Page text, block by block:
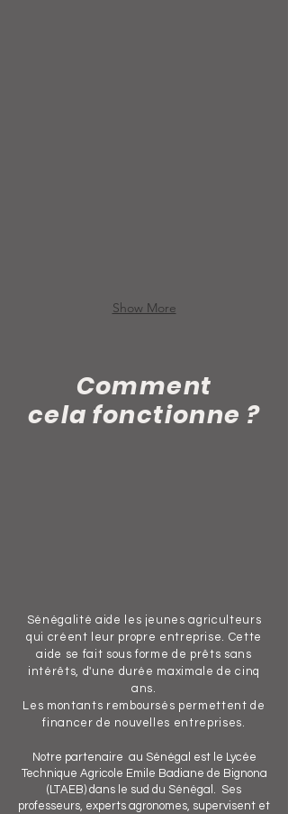
Show More
Comment
cela fonctionne ?
Sénégalité aide les jeunes agriculteurs
qui créent leur propre entreprise. Cette
aide se fait sous forme de prêts sans
intérêts, d'une durée maximale de cinq
ans.
Les montants remboursés permettent de
financer de nouvelles entreprises.
Notre partenaire au Sénégal est le Lycée
Technique Agricole Emile Badiane de Bignona
(LTAEB) dans le sud du Sénégal. Ses
professeurs, experts agronomes, supervisent et